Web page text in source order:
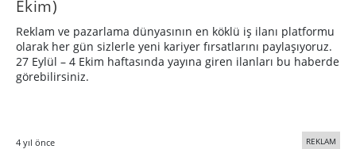
Ekim)
Reklam ve pazarlama dünyasının en köklü iş ilanı platformu
olarak her gün sizlerle yeni kariyer fırsatlarını paylaşıyoruz.
27 Eylül – 4 Ekim haftasında yayına giren ilanları bu haberde
görebilirsiniz.
4 yıl önce REKLAM